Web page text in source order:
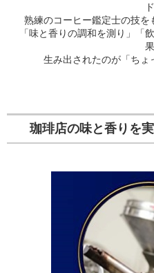
熟練のコーヒー鑑定士の技を
「味と香りの調和を測り」「
果
生み出されたのが「ちょ
珈琲店の味と香りを